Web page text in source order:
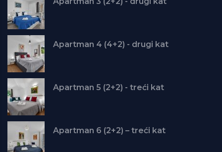
Apartman 4 (4+2) - drugi kat
Apartman 5 (2+2) - treći kat
Apartman 6 (2+2) – treći kat